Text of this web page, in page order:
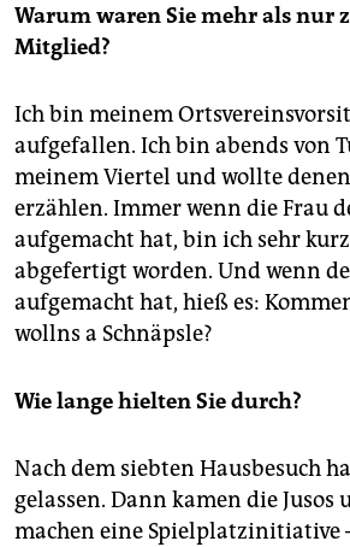
Warum waren Sie mehr als nur
Mitglied?
Ich bin meinem
aufgefallen. Ich bin abends von
meinem Viertel und wollte denen
erzählen. Immer wenn die Frau
aufgemacht hat, bin ich sehr
abgefertigt worden. Und wenn
aufgemacht hat, hieß es:
wollns a Schnäpsle?
Wie lange hielten Sie durch?
Nach dem siebten Hausbesuch
gelassen. Dann kamen die Jusos
machen eine Spielplatzinitiative